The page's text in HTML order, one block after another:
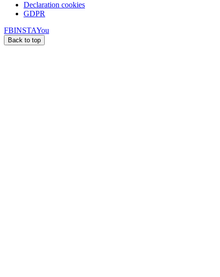
Declaration cookies
GDPR
FBINSTAYou
Back to top